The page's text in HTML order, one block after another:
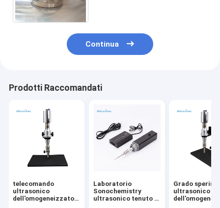
Continua
Prodotti Raccomandati
telecomando
ultrasonico
dell'omogeneizzatore
Laboratorio
Sonochemistry
ultrasonico tenuto in
Grado
ultrasonico